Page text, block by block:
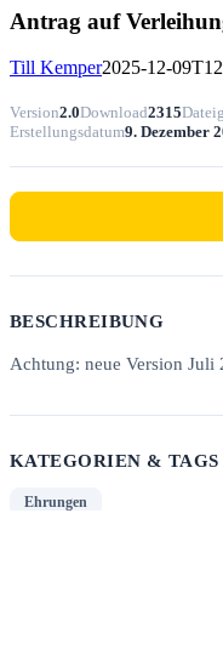
Antrag auf
Till Kemper2025-12-
Version2.0Download2315
Erstellungsdatum9. Dezember
BESCHREIBUNG
Achtung: neue Version Juli
KATEGORIEN & TAGS
Ehrungen